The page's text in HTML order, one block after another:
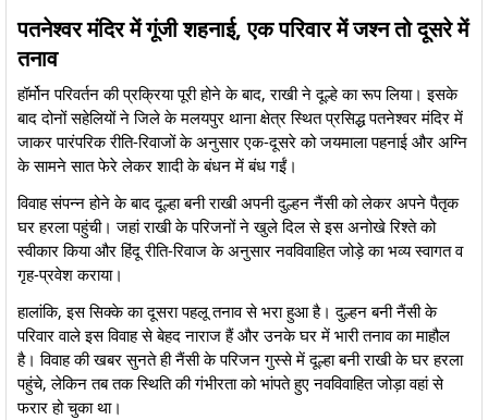
पतनेश्वर मंदिर में गूंजी शहनाई, एक परिवार में जश्न तो दूसरे में
तनाव
​हॉर्मोन परिवर्तन की प्रक्रिया पूरी होने के बाद, राखी ने दूल्हे का रूप लिया। इसके
बाद दोनों सहेलियों ने जिले के मलयपुर थाना क्षेत्र स्थित प्रसिद्ध पतनेश्वर मंदिर में
जाकर पारंपरिक रीति-रिवाजों के अनुसार एक-दूसरे को जयमाला पहनाई और अग्नि
के सामने सात फेरे लेकर शादी के बंधन में बंध गईं।
​विवाह संपन्न होने के बाद दूल्हा बनी राखी अपनी दुल्हन नैंसी को लेकर अपने पैतृक
घर हरला पहुंची। जहां राखी के परिजनों ने खुले दिल से इस अनोखे रिश्ते को
स्वीकार किया और हिंदू रीति-रिवाज के अनुसार नवविवाहित जोड़े का भव्य स्वागत व
गृह-प्रवेश कराया।
​हालांकि, इस सिक्के का दूसरा पहलू तनाव से भरा हुआ है। दुल्हन बनी नैंसी के
परिवार वाले इस विवाह से बेहद नाराज हैं और उनके घर में भारी तनाव का माहौल
है। विवाह की खबर सुनते ही नैंसी के परिजन गुस्से में दूल्हा बनी राखी के घर हरला
पहुंचे, लेकिन तब तक स्थिति की गंभीरता को भांपते हुए नवविवाहित जोड़ा वहां से
फरार हो चुका था।